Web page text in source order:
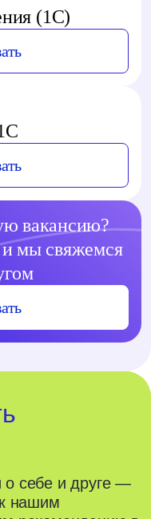
(1С)
вакансию?
мы свяжемся
себе и друге —
нашим